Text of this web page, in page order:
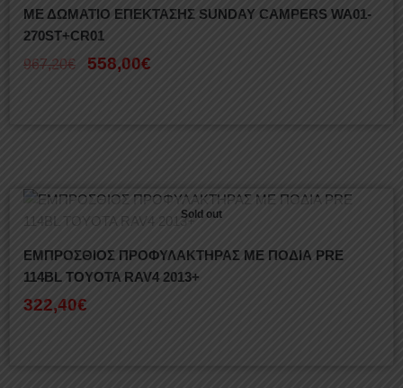
ΜΕ ΔΩΜΑΤΙΟ ΕΠΕΚΤΑΣΗΣ SUNDAY CAMPERS WA01-
270ST+CR01
967,20€ 558,00€
Sold out
ΕΜΠΡΟΣΘΙΟΣ ΠΡΟΦΥΛΑΚΤΗΡΑΣ ΜΕ ΠΟΔΙΑ PRE
114BL TOYOTA RAV4 2013+
322,40€